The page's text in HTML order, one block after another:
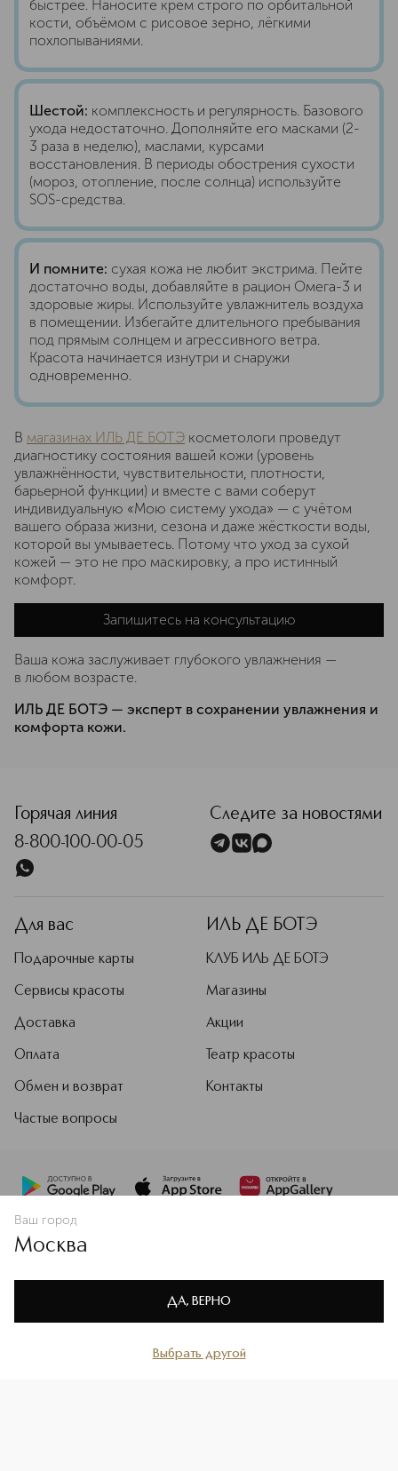
Политике конфиденциальности
быстрее. Наносите крем строго по орбитальной
кости, объёмом с рисовое зерно, лёгкими
похлопываниями.
Шестой: комплексность и регулярность. Базового
ухода недостаточно. Дополняйте его масками (2-
3 раза в неделю), маслами, курсами
восстановления. В периоды обострения сухости
(мороз, отопление, после солнца) используйте
SOS-средства.
И помните: сухая кожа не любит экстрима. Пейте
достаточно воды, добавляйте в рацион Омега-3 и
здоровые жиры. Используйте увлажнитель воздуха
в помещении. Избегайте длительного пребывания
под прямым солнцем и агрессивного ветра.
Красота начинается изнутри и снаружи
одновременно.
В магазинах ИЛЬ ДЕ БОТЭ косметологи проведут
диагностику состояния вашей кожи (уровень
увлажнённости, чувствительности, плотности,
барьерной функции) и вместе с вами соберут
индивидуальную «Мою систему ухода» — с учётом
вашего образа жизни, сезона и даже жёсткости воды,
которой вы умываетесь. Потому что уход за сухой
кожей — это не про маскировку, а про истинный
комфорт.
Запишитесь на консультацию
Ваша кожа заслуживает глубокого увлажнения —
в любом возрасте.
ИЛЬ ДЕ БОТЭ — эксперт в сохранении увлажнения и
комфорта кожи.
Горячая линия
8-800-100-00-05
Следите за новостями
Для вас
Подарочные карты
Сервисы красоты
Доставка
Оплата
Обмен и возврат
Частые вопросы
ИЛЬ ДЕ БОТЭ
КЛУБ ИЛЬ ДЕ БОТЭ
Магазины
Акции
Театр красоты
Контакты
Карта сайта
Избранное
Ваш город
Москва
Выбрать другой
ДА, ВЕРНО